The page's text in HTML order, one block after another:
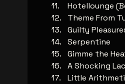
Hotellounge
Theme From
Guilty
Serpentine
Gimme the
A Shocking
Little